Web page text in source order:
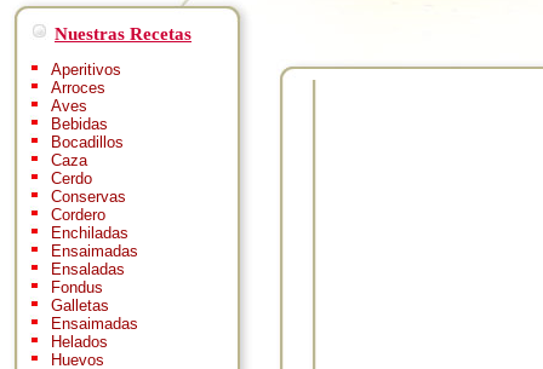
Nuestras Recetas
Aperitivos
Arroces
Aves
Bebidas
Bocadillos
Caza
Cerdo
Conservas
Cordero
Enchiladas
Ensaimadas
Ensaladas
Fondus
Galletas
Ensaimadas
Helados
Huevos